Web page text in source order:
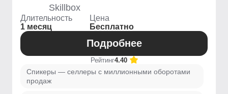
Skillbox
Длительность
1 месяц
Цена
Бесплатно
Подробнее
Рейтинг4.40
Спикеры — селлеры с миллионными оборотами
продаж